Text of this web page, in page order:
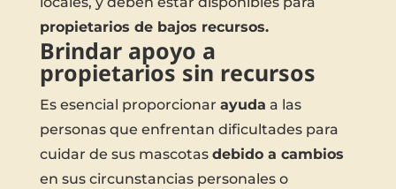
propietarios de bajos recursos.
Brindar apoyo a
propietarios sin recursos
Es esencial proporcionar ayuda a las
personas que enfrentan dificultades para
cuidar de sus mascotas debido a cambios
en sus circunstancias personales o